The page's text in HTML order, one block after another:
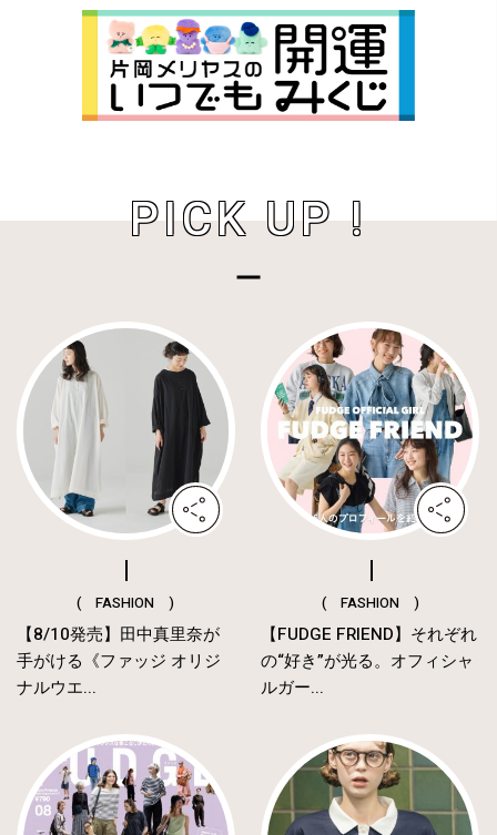
PICK UP !
( FASHION )
【8/10発売】田中真里奈が
手がける《ファッジ オリジ
ナルウエ...
( FASHION )
【FUDGE FRIEND】それぞれ
の“好き”が光る。オフィシャ
ルガー...